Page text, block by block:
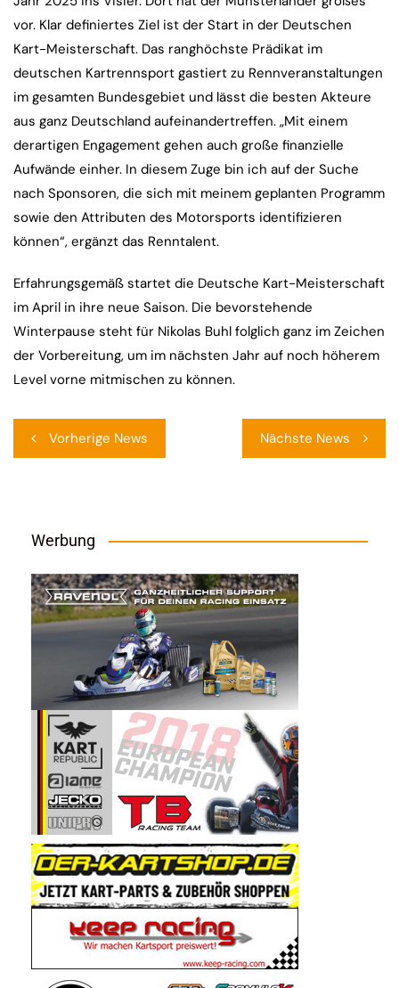
vor. Klar definiertes Ziel ist der Start in der Deutschen
Kart-Meisterschaft. Das ranghöchste Prädikat im
deutschen Kartrennsport gastiert zu Rennveranstaltungen
im gesamten Bundesgebiet und lässt die besten Akteure
aus ganz Deutschland aufeinandertreffen. „Mit einem
derartigen Engagement gehen auch große finanzielle
Aufwände einher. In diesem Zuge bin ich auf der Suche
nach Sponsoren, die sich mit meinem geplanten Programm
sowie den Attributen des Motorsports identifizieren
können“, ergänzt das Renntalent.
Erfahrungsgemäß startet die Deutsche Kart-Meisterschaft
im April in ihre neue Saison. Die bevorstehende
Winterpause steht für Nikolas Buhl folglich ganz im Zeichen
der Vorbereitung, um im nächsten Jahr auf noch höherem
Level vorne mitmischen zu können.
Vorherige News Nächste News
Werbung